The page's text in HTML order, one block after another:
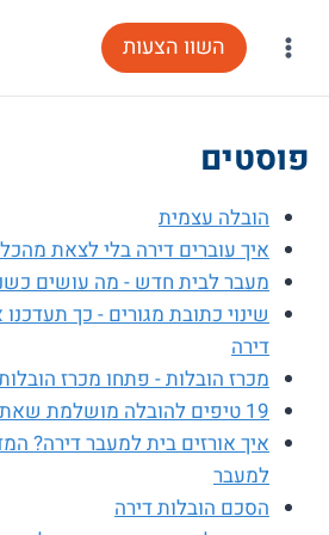
השוו הצעות
פוסטים
הובלה עצמית
איך עוברים דירה בלי לצאת
מעבר לבית חדש - מה עושים
שינוי כתובת מגורים - כך
דירה
מכרז הובלות - פתחו מכרז הובלות
19 טיפים להובלה מושלמת שאתם חייבים לאמץ
איך אורזים בית למעבר דירה?
למעבר
הסכם הובלות דירה